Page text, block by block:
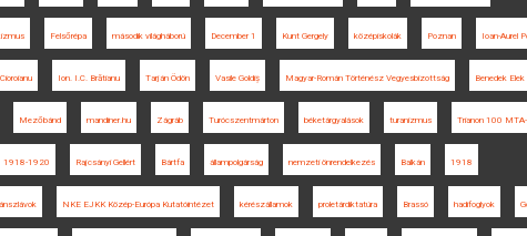
Felsőrépa második világháború December 1 Kunt Gergely középiskolák Poznan Ioan-Aurel
Ion. I.C. Brătianu Tarján Ödön Vasile Goldiș Magyar-Román Történész Vegyesbizottság Benedek Elek
Mezőbánd mandiner.hu Zágráb Turócszentmárton béketárgyalások turanizmus Trianon 100
1918-1920 Rajcsányi Gellért Bártfa állampolgárság nemzeti önrendelkezés Balkán 1918
NKE EJKK Közép-Európa Kutatóintézet kérészállamok proletárdiktatúra Brassó hadifoglyok